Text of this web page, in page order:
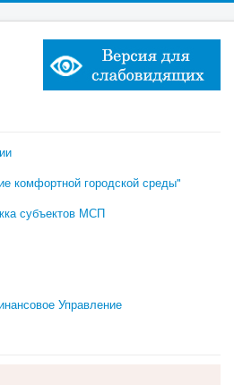
комфортной городской среды"
субъектов МСП
Управление